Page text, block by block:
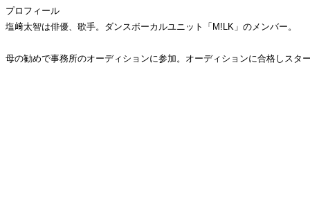
プロフィール
塩﨑太智は俳優、歌手。ダンスボーカルユニット「M!LK」のメンバー。
母の勧めで事務所のオーディションに参加。オーディションに合格しスタ